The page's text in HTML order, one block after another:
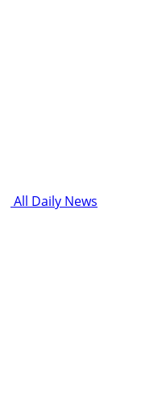
All Daily News